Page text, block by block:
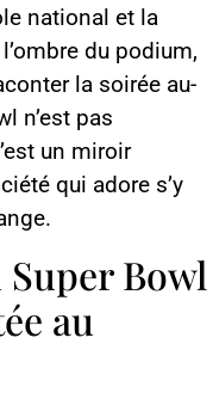
national et la
du podium,
la soirée au-
n’est pas
un miroir
qui adore s’y
Bowl
au